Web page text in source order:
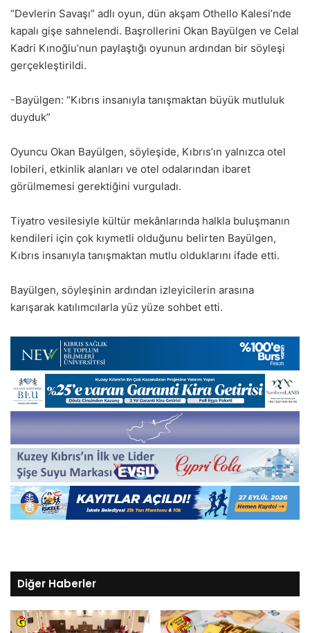
“Devlerin Savaşı” adlı oyun, dün akşam Othello Kalesi’nde
kapalı gişe sahnelendi. Başrollerini Okan Bayülgen ve Celal
Kadri Kınoğlu’nun paylaştığı oyunun ardından bir söyleşi
gerçekleştirildi.
-Bayülgen: “Kıbrıs insanıyla tanışmaktan büyük mutluluk
duyduk”
Oyuncu Okan Bayülgen, söyleşide, Kıbrıs’ın yalnızca otel
lobileri, etkinlik alanları ve otel odalarından ibaret
görülmemesi gerektiğini vurguladı.
Tiyatro vesilesiyle kültür mekânlarında halkla buluşmanın
kendileri için çok kıymetli olduğunu belirten Bayülgen,
Kıbrıs insanıyla tanışmaktan mutlu olduklarını ifade etti.
Bayülgen, söyleşinin ardından izleyicilerin arasına
karışarak katılımcılarla yüz yüze sohbet etti.
Diğer Haberler